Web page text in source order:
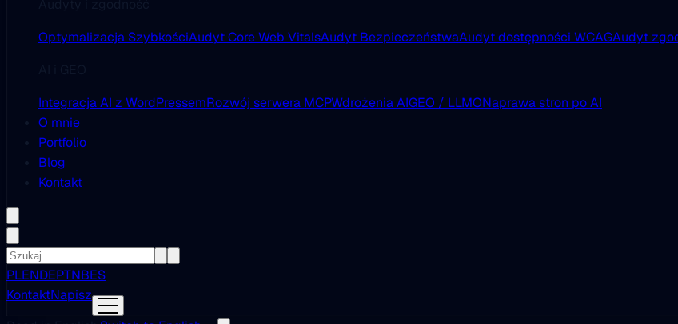
Optymalizacja SzybkościAudyt Core Web VitalsAudyt BezpieczeństwaAudyt dostępności WCAGAudyt
Integracja AI z WordPressemRozwój serwera MCPWdrożenia AIGEO / LLMONaprawa stron po AI
O mnie
Portfolio
Blog
Kontakt
PLENDEPTNBES
KontaktNapisz